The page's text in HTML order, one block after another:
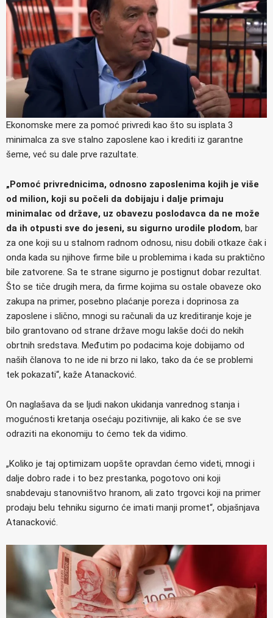
Ekonomske mere za pomoć privredi kao što su isplata 3
minimalca za sve stalno zaposlene kao i krediti iz garantne
šeme, već su dale prve razultate.
„Pomoć privrednicima, odnosno zaposlenima kojih je više
od milion, koji su počeli da dobijaju i dalje primaju
minimalac od države, uz obavezu poslodavca da ne može
da ih otpusti sve do jeseni, su sigurno urodile plodom, bar
za one koji su u stalnom radnom odnosu, nisu dobili otkaze čak i
onda kada su njihove firme bile u problemima i kada su praktično
bile zatvorene. Sa te strane sigurno je postignut dobar rezultat.
Što se tiče drugih mera, da firme kojima su ostale obaveze oko
zakupa na primer, posebno plaćanje poreza i doprinosa za
zaposlene i slično, mnogi su računali da uz kreditiranje koje je
bilo grantovano od strane države mogu lakše doći do nekih
obrtnih sredstava. Međutim po podacima koje dobijamo od
naših članova to ne ide ni brzo ni lako, tako da će se problemi
tek pokazati“, kaže Atanacković.
On naglašava da se ljudi nakon ukidanja vanrednog stanja i
mogućnosti kretanja osećaju pozitivnije, ali kako će se sve
odraziti na ekonomiju to ćemo tek da vidimo.
„Koliko je taj optimizam uopšte opravdan ćemo videti, mnogi i
dalje dobro rade i to bez prestanka, pogotovo oni koji
snabdevaju stanovništvo hranom, ali zato trgovci koji na primer
prodaju belu tehniku sigurno će imati manji promet“, objašnjava
Atanacković.